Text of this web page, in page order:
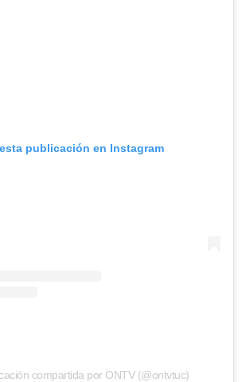
publicación en Instagram
compartida por ONTV (@ontvtuc)